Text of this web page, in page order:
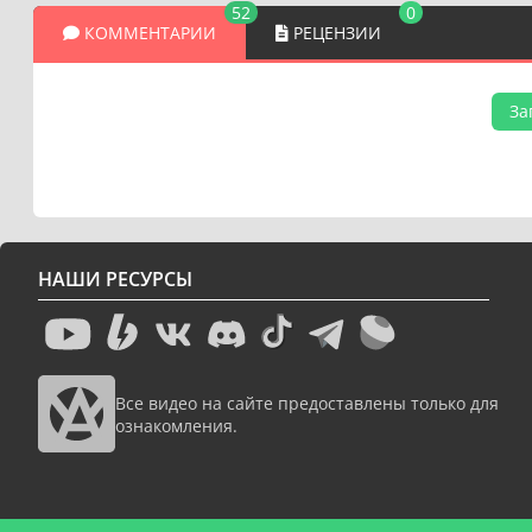
КОММЕНТАРИИ
52
РЕЦЕНЗИИ
0
НАШИ РЕСУРСЫ
Все видео на сайте предоставлены только для
ознакомления.